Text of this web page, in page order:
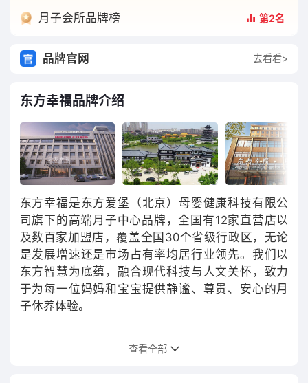
月子会所品牌榜 第2名
品牌官网 去看看>
东方幸福品牌介绍
东方幸福是东方爱堡（北京）母婴健康科技有限公
司旗下的高端月子中心品牌，全国有12家直营店以
及数百家加盟店，覆盖全国30个省级行政区，无论
是发展增速还是市场占有率均居行业领先。我们以
东方智慧为底蕴，融合现代科技与人文关怀，致力
于为每一位妈妈和宝宝提供静谧、尊贵、安心的月
子休养体验。
宝，漂亮一个妈妈，幸福亿万家庭”。东方幸福不仅
查看全部